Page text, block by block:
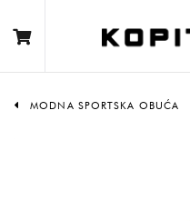
MODNA SPORTSKA OBUĆA